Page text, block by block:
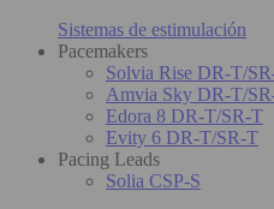
Sistemas de estimulación
Pacemakers
Solvia Rise DR-T/
Amvia Sky DR-T/
Edora 8 DR-T/SR-T
Evity 6 DR-T/SR-T
Pacing Leads
Solia CSP-S